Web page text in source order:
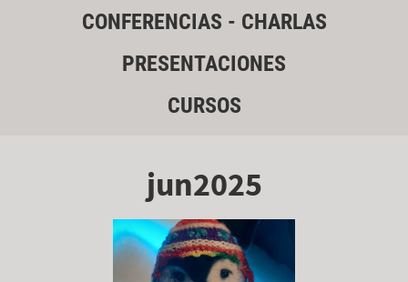
CONFERENCIAS - CHARLAS
PRESENTACIONES
CURSOS
jun2025